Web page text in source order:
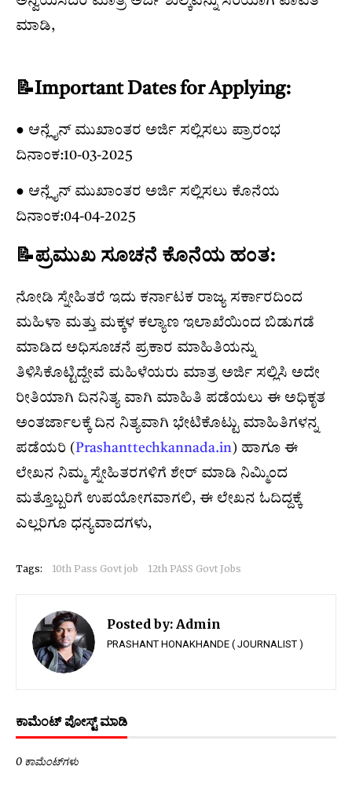
ಮಾಡಿ,
📝Important Dates for Applying:
● ಆನ್ಲೈನ್ ಮುಖಾಂತರ ಅರ್ಜಿ ಸಲ್ಲಿಸಲು ಪ್ರಾರಂಭ
ದಿನಾಂಕ:10-03-2025
● ಆನ್ಲೈನ್ ಮುಖಾಂತರ ಅರ್ಜಿ ಸಲ್ಲಿಸಲು ಕೊನೆಯ
ದಿನಾಂಕ:04-04-2025
📝ಪ್ರಮುಖ ಸೂಚನೆ ಕೊನೆಯ ಹಂತ:
ನೋಡಿ ಸ್ನೇಹಿತರೆ ಇದು ಕರ್ನಾಟಕ ರಾಜ್ಯ ಸರ್ಕಾರದಿಂದ
ಮಹಿಳಾ ಮತ್ತು ಮಕ್ಕಳ ಕಲ್ಯಾಣ ಇಲಾಖೆಯಿಂದ ಬಿಡುಗಡೆ
ಮಾಡಿದ ಅಧಿಸೂಚನೆ ಪ್ರಕಾರ ಮಾಹಿತಿಯನ್ನು
ತಿಳಿಸಿಕೊಟ್ಟಿದ್ದೇವೆ ಮಹಿಳೆಯರು ಮಾತ್ರ ಅರ್ಜಿ ಸಲ್ಲಿಸಿ ಅದೇ
ರೀತಿಯಾಗಿ ದಿನನಿತ್ಯ ವಾಗಿ ಮಾಹಿತಿ ಪಡೆಯಲು ಈ ಅಧಿಕೃತ
ಅಂತರ್ಜಾಲಕ್ಕೆ ದಿನ ನಿತ್ಯವಾಗಿ ಭೇಟಿಕೊಟ್ಟು ಮಾಹಿತಿಗಳನ್ನ
ಪಡೆಯರಿ (Prashanttechkannada.in) ಹಾಗೂ ಈ
ಲೇಖನ ನಿಮ್ಮ ಸ್ನೇಹಿತರಗಳಿಗೆ ಶೇರ್ ಮಾಡಿ ನಿಮ್ಮಿಂದ
ಮತ್ತೊಬ್ಬರಿಗೆ ಉಪಯೋಗವಾಗಲಿ, ಈ ಲೇಖನ ಓದಿದ್ದಕ್ಕೆ
ಎಲ್ಲರಿಗೂ ಧನ್ಯವಾದಗಳು,
Tags: 10th Pass Govt job 12th PASS Govt Jobs
Posted by: Admin
PRASHANT HONAKHANDE ( JOURNALIST )
ಕಾಮೆಂಟ್‌‌ ಪೋಸ್ಟ್‌ ಮಾಡಿ
0 ಕಾಮೆಂಟ್‌ಗಳು